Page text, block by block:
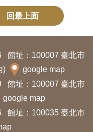
回最上面
館址：100007 臺北市
)
google map
館址：100007 臺北市
google map
館址：100035 臺北市